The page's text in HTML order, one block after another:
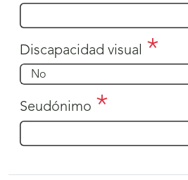
Discapacidad visual
Seudónimo